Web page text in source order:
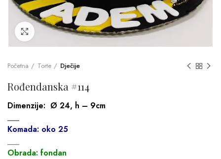
Click to enlarge
Početna Torte Dječije
Rođendanska #114
Dimenzije: Ø 24, h – 9cm
___
Komada: oko 25
Obrada: fondan